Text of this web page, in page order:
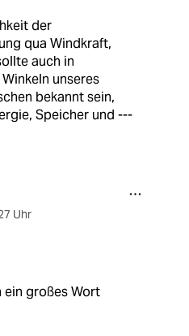
der
qua Windkraft,
auch in
unseres
bekannt sein,
Speicher und ---
Uhr
ein großes Wort